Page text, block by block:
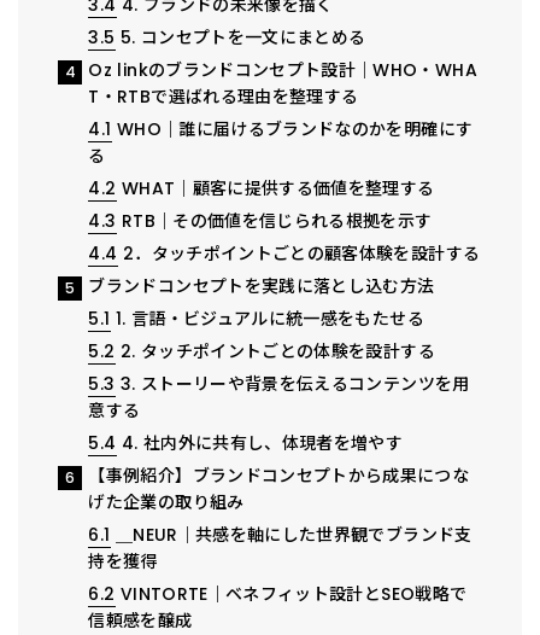
3.4 4. ブランドの未来像を描く
3.5 5. コンセプトを一文にまとめる
4
Oz linkのブランドコンセプト設計｜WHO・WHA
T・RTBで選ばれる理由を整理する
4.1 WHO｜誰に届けるブランドなのかを明確にす
る
4.2 WHAT｜顧客に提供する価値を整理する
4.3 RTB｜その価値を信じられる根拠を示す
4.4 2．タッチポイントごとの顧客体験を設計する
5
ブランドコンセプトを実践に落とし込む方法
5.1 1. 言語・ビジュアルに統一感をもたせる
5.2 2. タッチポイントごとの体験を設計する
5.3 3. ストーリーや背景を伝えるコンテンツを用
意する
5.4 4. 社内外に共有し、体現者を増やす
6
【事例紹介】ブランドコンセプトから成果につな
げた企業の取り組み
6.1 ＿NEUR｜共感を軸にした世界観でブランド支
持を獲得
6.2 VINTORTE｜ベネフィット設計とSEO戦略で
信頼感を醸成